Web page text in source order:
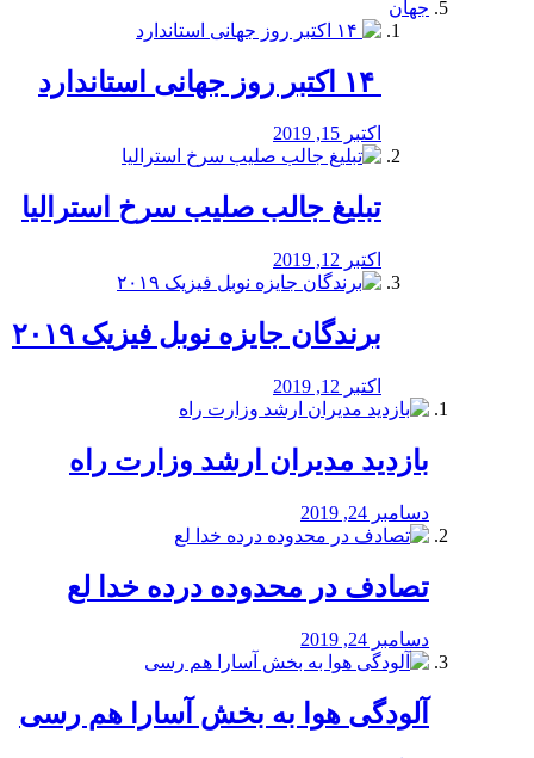
جهان
اکتبر 15, 2019
تبلیغ جالب صلیب سرخ استرالیا
اکتبر 12, 2019
برندگان جایزه نوبل فیزیک ۲۰۱۹
اکتبر 12, 2019
بازدید مدیران ارشد وزارت راه
دسامبر 24, 2019
تصادف در محدوده درده خدا لع
دسامبر 24, 2019
آلودگی هوا به بخش آسارا هم رسی